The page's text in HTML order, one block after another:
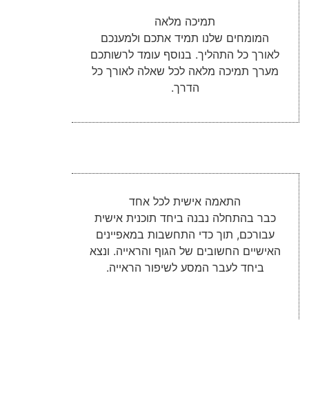
תמיכה מלאה
המומחים שלנו תמיד אתכם ולמענכם
לאורך כל התהליך. בנוסף עומד לרשותכם
מערך תמיכה מלאה לכל שאלה לאורך כל
הדרך.
התאמה אישית לכל אחד
כבר בהתחלה נבנה ביחד תוכנית אישית
עבורכם, תוך כדי התחשבות במאפיינים
האישיים החשובים של הגוף והראייה. ונצא
ביחד לעבר המסע לשיפור הראייה.